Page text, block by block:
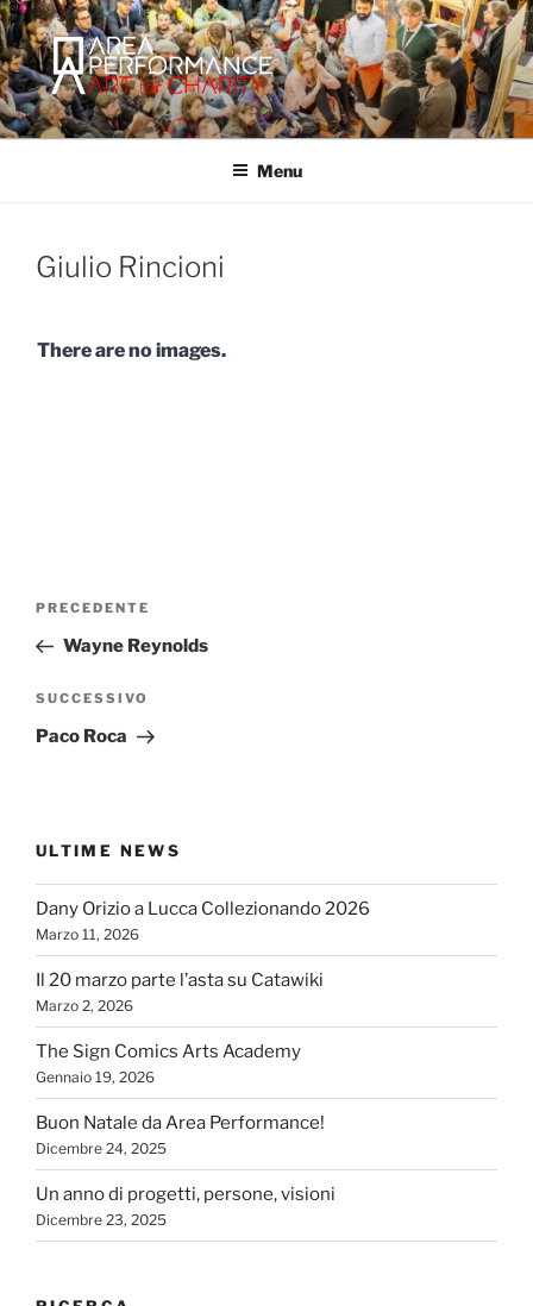
Salta
al
contenuto
AREA PERFORMANCE
Sito ufficiale della Onlus Area Performance.
Menu
Giulio Rincioni
There are no images.
Navigazione
Articolo
precedente:
PRECEDENTE
Wayne Reynolds
Articolo
successivo
SUCCESSIVO
Paco Roca
ULTIME NEWS
Dany Orizio a Lucca Collezionando 2026
Marzo 11, 2026
Il 20 marzo parte l’asta su Catawiki
Marzo 2, 2026
The Sign Comics Arts Academy
Gennaio 19, 2026
Buon Natale da Area Performance!
Dicembre 24, 2025
Un anno di progetti, persone, visioni
Dicembre 23, 2025